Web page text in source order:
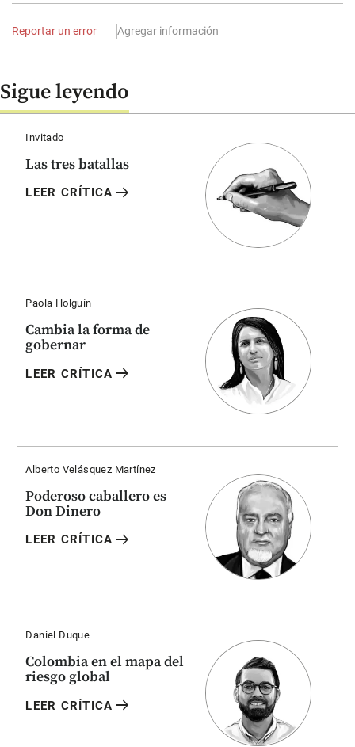
Reportar un error Agregar información
Sigue leyendo
Invitado
Las tres batallas
LEER CRÍTICA arrow_right_alt
Paola Holguín
Cambia la forma de
gobernar
LEER CRÍTICA arrow_right_alt
Alberto Velásquez Martínez
Poderoso caballero es
Don Dinero
LEER CRÍTICA arrow_right_alt
Daniel Duque
Colombia en el mapa del
riesgo global
LEER CRÍTICA arrow_right_alt